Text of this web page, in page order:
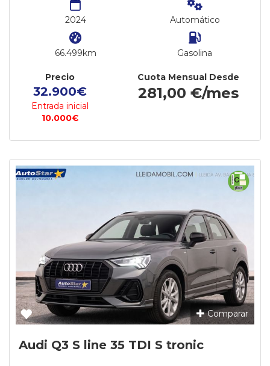
2024
66.499km
Automático
Gasolina
Precio
32.900€
Entrada inicial
10.000€
Cuota Mensual Desde
281,00 €/mes
Comparar
Audi Q3 S line 35 TDI S tronic